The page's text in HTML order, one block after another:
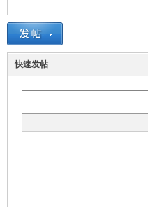
快速发帖